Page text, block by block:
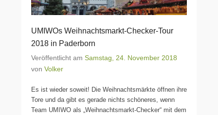
UMIWOs Weihnachtsmarkt-Checker-Tour
2018 in Paderborn
Veröffentlicht am Samstag, 24. November 2018
von Volker
Es ist wieder soweit! Die Weihnachtsmärkte öffnen ihre
Tore und da gibt es gerade nichts schöneres, wenn
Team UMIWO als „Weihnachtsmarkt-Checker“ mit dem